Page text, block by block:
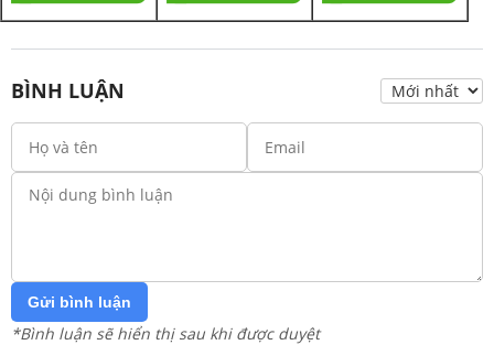
BÌNH LUẬN
Gửi bình luận
*Bình luận sẽ hiển thị sau khi được duyệt